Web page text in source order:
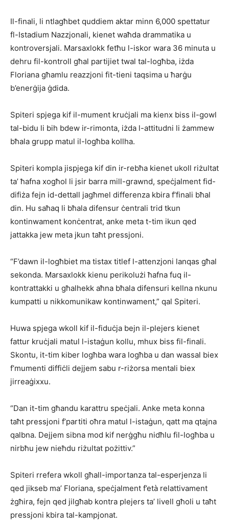
Il-finali, li ntlagħbet quddiem aktar minn 6,000 spettatur
fl-Istadium Nazzjonali, kienet waħda drammatika u
kontroversjali. Marsaxlokk fetħu l-iskor wara 36 minuta u
dehru fil-kontroll għal partijiet twal tal-logħba, iżda
Floriana għamlu reazzjoni fit-tieni taqsima u ħarġu
b’enerġija ġdida.
Spiteri spjega kif il-mument kruċjali ma kienx biss il-gowl
tal-bidu li bih bdew ir-rimonta, iżda l-attitudni li żammew
bħala grupp matul il-logħba kollha.
Spiteri kompla jispjega kif din ir-rebħa kienet ukoll riżultat
ta’ ħafna xogħol li jsir barra mill-grawnd, speċjalment fid-
difiża fejn id-dettall jagħmel differenza kbira f’finali bħal
din. Hu saħaq li bħala difensur ċentrali trid tkun
kontinwament konċentrat, anke meta t-tim ikun qed
jattakka jew meta jkun taħt pressjoni.
“F’dawn il-logħbiet ma tistax titlef l-attenzjoni lanqas għal
sekonda. Marsaxlokk kienu perikolużi ħafna fuq il-
kontrattakki u għalhekk aħna bħala difensuri kellna nkunu
kumpatti u nikkomunikaw kontinwament,” qal Spiteri.
Huwa spjega wkoll kif il-fiduċja bejn il-plejers kienet
fattur kruċjali matul l-istaġun kollu, mhux biss fil-finali.
Skontu, it-tim kiber logħba wara logħba u dan wassal biex
f’mumenti diffiċli dejjem sabu r-riżorsa mentali biex
jirreaġixxu.
“Dan it-tim għandu karattru speċjali. Anke meta konna
taħt pressjoni f’partiti oħra matul l-istaġun, qatt ma qtajna
qalbna. Dejjem sibna mod kif nerġgħu nidħlu fil-logħba u
nirbħu jew nieħdu riżultat pożittiv.”
Spiteri rrefera wkoll għall-importanza tal-esperjenza li
qed jikseb ma’ Floriana, speċjalment f’età relattivament
żgħira, fejn qed jilgħab kontra plejers ta’ livell għoli u taħt
pressjoni kbira tal-kampjonat.